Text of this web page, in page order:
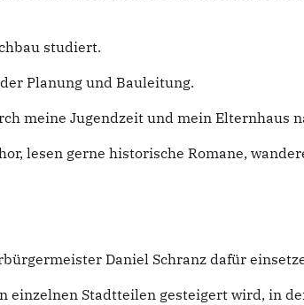
studiert.
Planung und Bauleitung.
meine Jugendzeit und mein Elternhaus
lesen gerne historische Romane,
Daniel Schranz dafür
Stadtteilen gesteigert wird, in